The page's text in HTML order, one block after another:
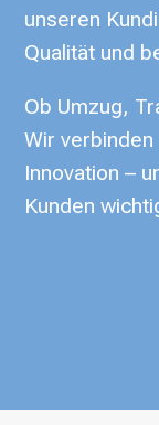
unseren
Qualität und
Ob Umzug,
Wir
Innovation –
Kunden